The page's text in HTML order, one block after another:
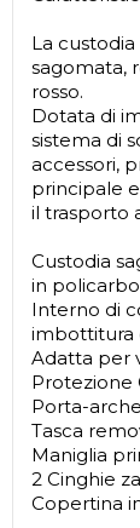
La
sagomata,
rosso.
Dotata di
sistema di
accessori,
principale
il trasporto
Custodia
in
Interno di
imbottitura
Adatta per
Protezione
Porta-
Tasca
Maniglia
2 Cinghie
Copertina